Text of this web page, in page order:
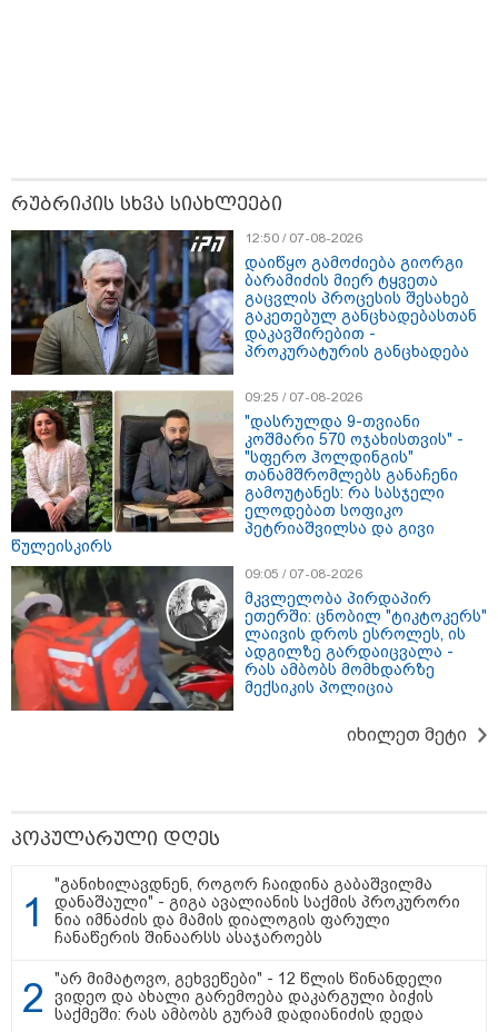
11:36 / 08-08-2026
წელიწადნახევარში საქართველოში 164
ადამიანი დაიკარგა - 57 პირს ამ დრომდე
ეძებენ
19:52 / 08-08-2026
"სანაპირო რაიონებში
მოსალოდნელია წვიმა" -
გარემოს ეროვნული სააგენტოს
გაფრთხილება: რომელ
რეგიონებში უნდა ველოდოთ
გაძლიერებას?
18:51 / 08-08-2026
"ზურგს უკან ლაჩრულად
მომეპარნენ და თავს დამესხნენ
- ასფალტზე თავი მრავალჯერ
დამარტყმევინეს, მირტყეს
მუშტები" - რას ჰყვება კურიერი,
რომელსაც
არასრულწლოვანები სასტიკად
გამომიგზავნა..." - ეკა კუპატაძე
17:01 / 08-08-2026
"პროკურატურის მიერ გია
ბარამიძის მიმართ დაწყებულ
საქმეს მინდა გამოვეხმაურო" -
იაგო ხვიჩია განცხადებას
ავრცელებს
რუბრიკის სხვა სიახლეები
12:50 / 07-08-2026
დაიწყო გამოძიება გიორგი
ბარამიძის მიერ ტყვეთა
გაცვლის პროცესის შესახებ
გაკეთებულ განცხადებასთან
დაკავშირებით -
პროკურატურის განცხადება
09:25 / 07-08-2026
"დასრულდა 9-თვიანი
კოშმარი 570 ოჯახისთვის" -
"სფერო ჰოლდინგის"
თანამშრომლებს განაჩენი
გამოუტანეს: რა სასჯელი
ელოდებათ სოფიკო
პეტრიაშვილსა და გივი
წულეისკირს
09:05 / 07-08-2026
მკვლელობა პირდაპირ
ეთერში: ცნობილ "ტიკტოკერს"
ლაივის დროს ესროლეს, ის
ადგილზე გარდაიცვალა -
რას ამბობს მომხდარზე
მექსიკის პოლიცია
იხილეთ მეტი
პოპულარული დღეს
"განიხილავდნენ, როგორ ჩაიდინა გაბაშვილმა
დანაშაული" - გიგა ავალიანის საქმის პროკურორი
ნია იმნაძის და მამის დიალოგის ფარული
ჩანაწერის შინაარსს ასაჯაროებს
"არ მიმატოვო, გეხვეწები" - 12 წლის წინანდელი
ვიდეო და ახალი გარემოება დაკარგული ბიჭის
საქმეში: რას ამბობს გურამ დადიანიძის დედა